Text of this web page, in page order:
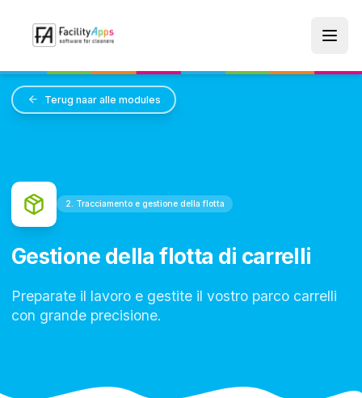
Terug naar alle modules
2. Tracciamento e gestione della flotta
Gestione della flotta di carrelli
Preparate il lavoro e gestite il vostro parco carrelli
con grande precisione.